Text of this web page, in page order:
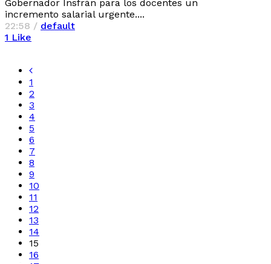
Gobernador Insfrán para los docentes un
incremento salarial urgente....
22:58 / default
1 Like
1
2
3
4
5
6
7
8
9
10
11
12
13
14
15
16